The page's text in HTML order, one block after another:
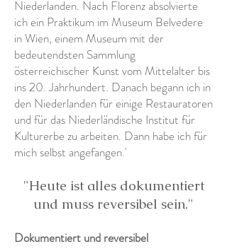
Niederlanden. Nach Florenz absolvierte
ich ein Praktikum im Museum Belvedere
in Wien, einem Museum mit der
bedeutendsten Sammlung
österreichischer Kunst vom Mittelalter bis
ins 20. Jahrhundert. Danach begann ich in
den Niederlanden für einige Restauratoren
und für das Niederländische Institut für
Kulturerbe zu arbeiten. Dann habe ich für
mich selbst angefangen.'
"Heute ist alles dokumentiert
und muss reversibel sein."
Dokumentiert und reversibel